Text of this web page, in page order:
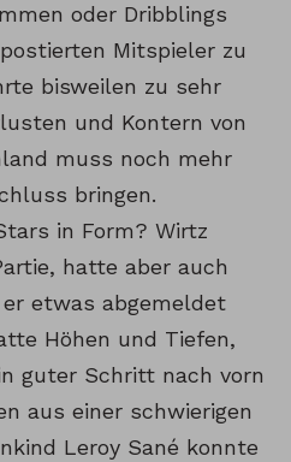
oder Dribblings
Mitspieler zu
bisweilen zu sehr
und Kontern von
muss noch mehr
bringen.
in Form? Wirtz
hatte aber auch
etwas abgemeldet
Höhen und Tiefen,
guter Schritt nach vorn
aus einer schwierigen
Leroy Sané konnte